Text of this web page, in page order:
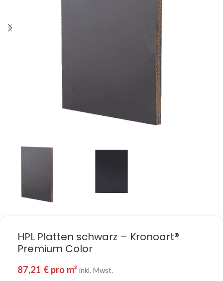
HPL Platten schwarz – Kronoart®
Premium Color
87,21 € pro m² inkl. Mwst.